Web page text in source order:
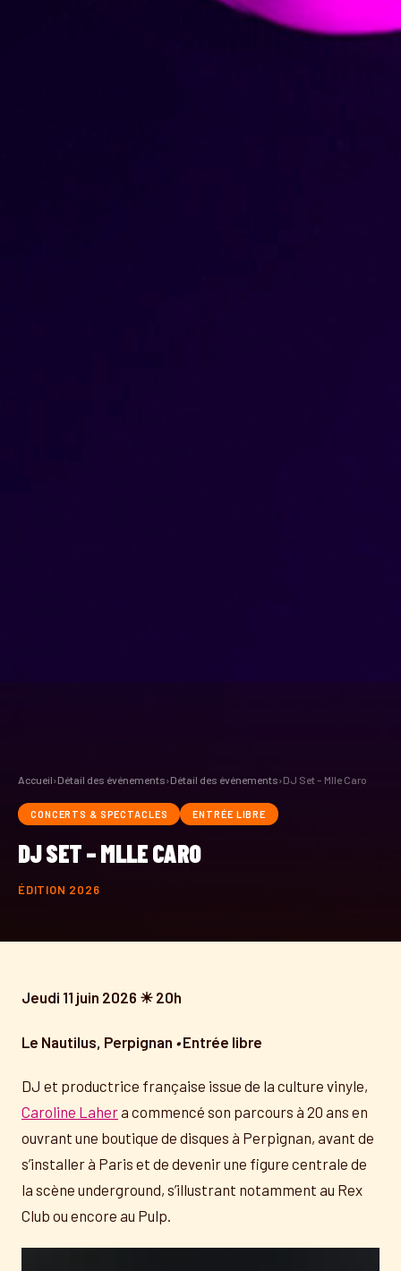
Accueil›Détail des événements›Détail des événements›DJ Set – Mlle Caro
CONCERTS & SPECTACLES ENTRÉE LIBRE
DJ SET – MLLE CARO
ÉDITION 2026
Jeudi 11 juin 2026 ☀ 20h
Le Nautilus, Perpignan •Entrée libre
DJ et productrice française issue de la culture vinyle,
Caroline Lahera commencé son parcours à 20 ans en
ouvrant une boutique de disques à Perpignan, avant de
s’installer à Paris et de devenir une figure centrale de
la scène underground, s’illustrant notamment au Rex
Club ou encore au Pulp.